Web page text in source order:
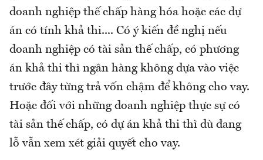
doanh nghiệp thế chấp hàng hóa hoặc các dự
án có tính khả thi.... Có ý kiến đề nghị nếu
doanh nghiệp có tài sản thế chấp, có phương
án khả thi thì ngân hàng không dựa vào việc
trước đây từng trả vốn chậm để không cho vay.
Hoặc đối với những doanh nghiệp thực sự có
tài sản thế chấp, có dự án khả thi thì dù đang
lỗ vẫn xem xét giải quyết cho vay.